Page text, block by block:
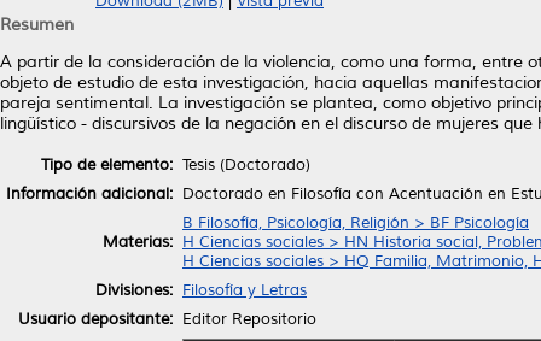
Resumen
A partir de la consideración de la violencia, como una forma, entre
objeto de estudio de esta investigación, hacia aquellas
pareja sentimental. La investigación se plantea, como objetivo
lingüístico - discursivos de la negación en el discurso de mujeres
Tipo de elemento: Tesis (Doctorado)
Información adicional: Doctorado en Filosofía con Acentuación en
Materias:
B Filosofía, Psicología, Religión > BF Psicología
H Ciencias sociales > HN Historia social,
H Ciencias sociales > HQ Familia, Matrimonio,
Divisiones: Filosofía y Letras
Usuario depositante: Editor Repositorio